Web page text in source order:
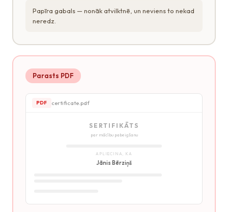
Papīra gabals — nonāk atvilktnē, un neviens to nekad
neredz.
Parasts PDF
PDF certificate.pdf
SERTIFIKĀTS
par mācību pabeigšanu
APLIECINA, KA
Jānis Bērziņš